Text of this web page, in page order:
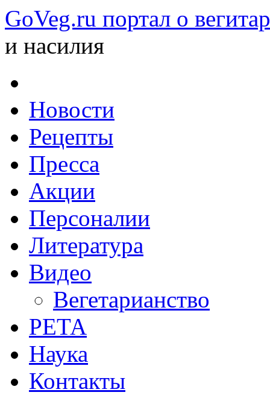
GoVeg.ru портал о
и насилия
Новости
Рецепты
Пресса
Акции
Персоналии
Литература
Видео
Вегетарианство
РЕТА
Наука
Контакты